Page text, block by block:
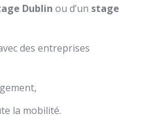
Dublin ou d’un stage
des entreprises
la mobilité.